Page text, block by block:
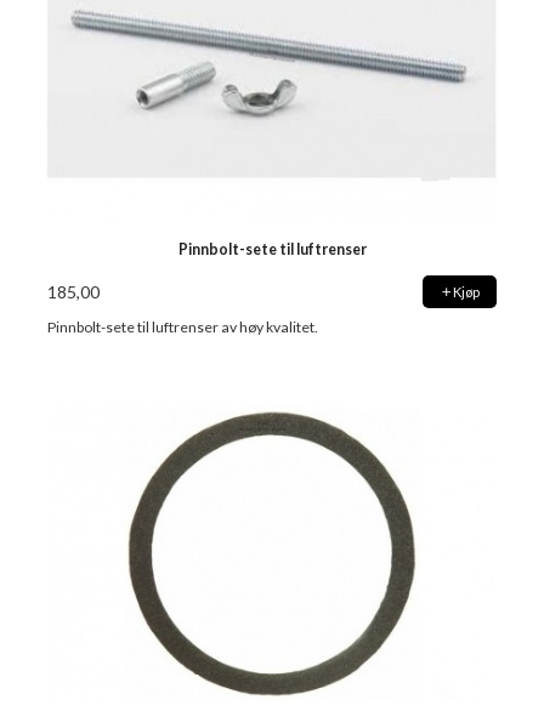
Pinnbolt-sete til luftrenser
185,00 Kjøp
Pinnbolt-sete til luftrenser av høy kvalitet.